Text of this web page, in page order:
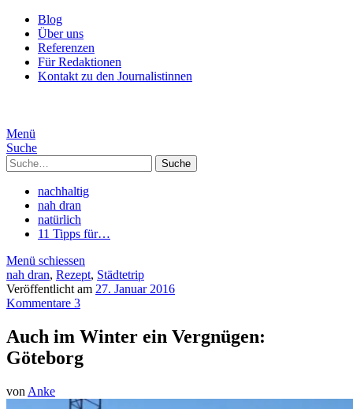
Blog
Über uns
Referenzen
Für Redaktionen
Kontakt zu den Journalistinnen
Menü
Suche
Suche
nachhaltig
nah dran
natürlich
11 Tipps für…
Menü schiessen
nah dran, Rezept, Städtetrip
Veröffentlicht am 27. Januar 2016
Kommentare 3
Auch im Winter ein Vergnügen:
Göteborg
von Anke